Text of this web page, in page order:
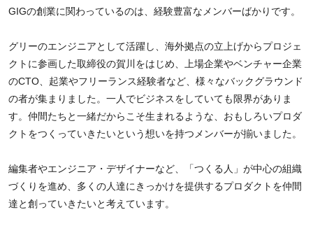
GIGの創業に関わっているのは、経験豊富なメンバーばかりです。
グリーのエンジニアとして活躍し、海外拠点の立上げからプロジェ
クトに参画した取締役の賀川をはじめ、上場企業やベンチャー企業
のCTO、起業やフリーランス経験者など、様々なバックグラウンド
の者が集まりました。一人でビジネスをしていても限界がありま
す。仲間たちと一緒だからこそ生まれるような、おもしろいプロダ
クトをつくっていきたいという想いを持つメンバーが揃いました。
編集者やエンジニア・デザイナーなど、「つくる人」が中心の組織
づくりを進め、多くの人達にきっかけを提供するプロダクトを仲間
達と創っていきたいと考えています。